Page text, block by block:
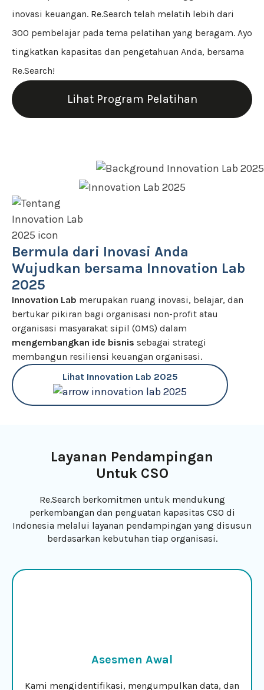
inovasi keuangan. Re.Search telah melatih lebih dari
300 pembelajar pada tema pelatihan yang beragam. Ayo
tingkatkan kapasitas dan pengetahuan Anda, bersama
Re.Search!
Lihat Program Pelatihan
Bermula dari Inovasi Anda
Wujudkan bersama Innovation Lab
2025
Innovation Lab merupakan ruang inovasi, belajar, dan
bertukar pikiran bagi organisasi non-profit atau
organisasi masyarakat sipil (OMS) dalam
mengembangkan ide bisnis sebagai strategi
membangun resiliensi keuangan organisasi.
Lihat Innovation Lab 2025
Layanan Pendampingan
Untuk CSO
Re.Search berkomitmen untuk mendukung
perkembangan dan penguatan kapasitas CSO di
Indonesia melalui layanan pendampingan yang disusun
berdasarkan kebutuhan tiap organisasi.
Asesmen Awal
Kami mengidentifikasi, mengumpulkan data, dan